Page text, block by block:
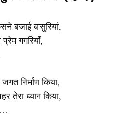
बजाई बांसुरियां,
गगरियाँ,
निर्माण किया,
तेरा ध्यान किया,